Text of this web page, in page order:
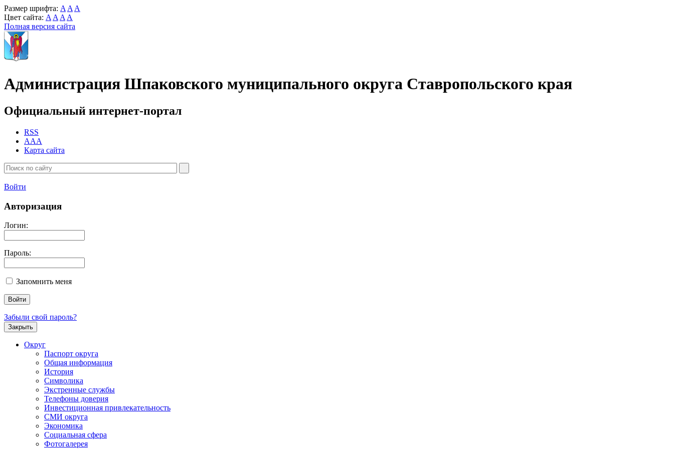
Размер шрифта: A A A
Цвет сайта: A A A A
Полная версия сайта
Администрация Шпаковского муниципального округа Ставропольского края
Официальный интернет-портал
RSS
AAA
Карта сайта
Войти
Авторизация
Логин:
Пароль:
Запомнить меня
Забыли свой пароль?
Закрыть
Округ
Паспорт округа
Общая информация
История
Символика
Экстренные службы
Телефоны доверия
Инвестиционная привлекательность
СМИ округа
Экономика
Социальная сфера
Фотогалерея